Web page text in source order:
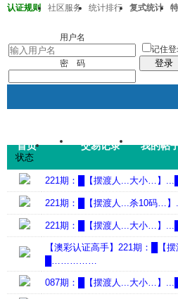
认证规则 社区服务 统计排行 复式统计
用户名
密 码
记住
登录
首页 交易记录 我的帖
状态
221期：█【摆渡人...大小…
221期：█【摆渡人...杀10码
221期：█【摆渡人...大小…
【澳彩认证高手】221期：█【
█……………
087期：█【摆渡人...大小…